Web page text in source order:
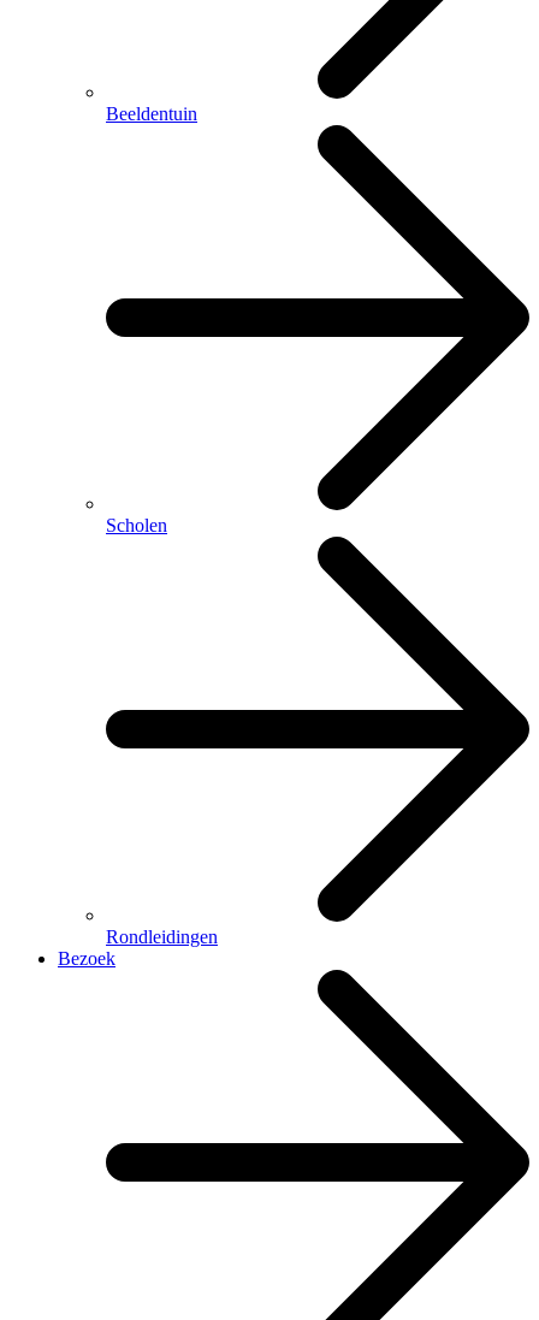
Beeldentuin
Scholen
Rondleidingen
Bezoek